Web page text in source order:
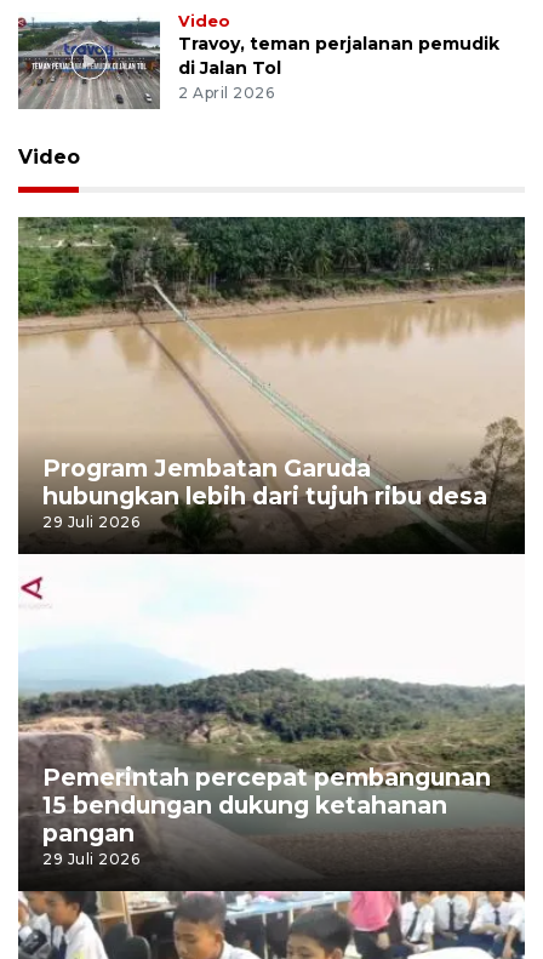
Video
Travoy, teman perjalanan pemudik
di Jalan Tol
2 April 2026
Video
Program Jembatan Garuda
hubungkan lebih dari tujuh ribu desa
29 Juli 2026
Pemerintah percepat pembangunan
15 bendungan dukung ketahanan
pangan
29 Juli 2026